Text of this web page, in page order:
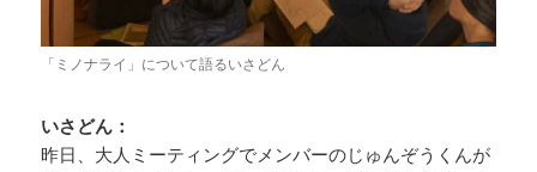
「ミノナライ」について語るいさどん
いさどん：
昨日、大人ミーティングでメンバーのじゅんぞうくんが